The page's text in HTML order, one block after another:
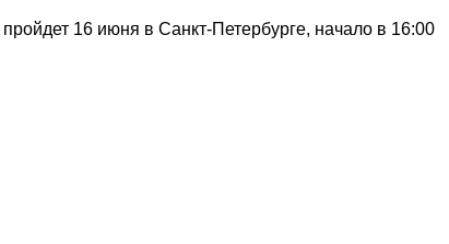
16 июня в Санкт-Петербурге, начало в 16:00